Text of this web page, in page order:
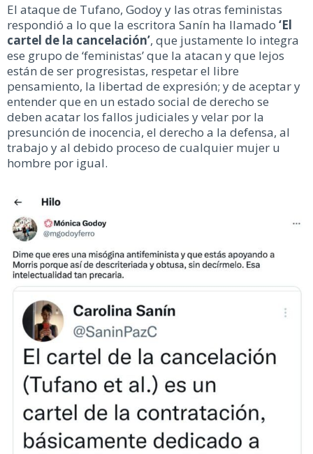
El ataque de Tufano, Godoy y las otras feministas
respondió a lo que la escritora Sanín ha llamado ‘El
cartel de la cancelación’, que justamente lo integra
ese grupo de ‘feministas’ que la atacan y que lejos
están de ser progresistas, respetar el libre
pensamiento, la libertad de expresión; y de aceptar y
entender que en un estado social de derecho se
deben acatar los fallos judiciales y velar por la
presunción de inocencia, el derecho a la defensa, al
trabajo y al debido proceso de cualquier mujer u
hombre por igual.